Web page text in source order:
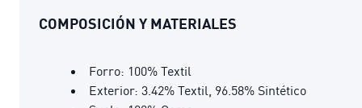
COMPOSICIÓN Y MATERIALES
Forro: 100% Textil
Exterior: 3.42% Textil, 96.58% Sintético